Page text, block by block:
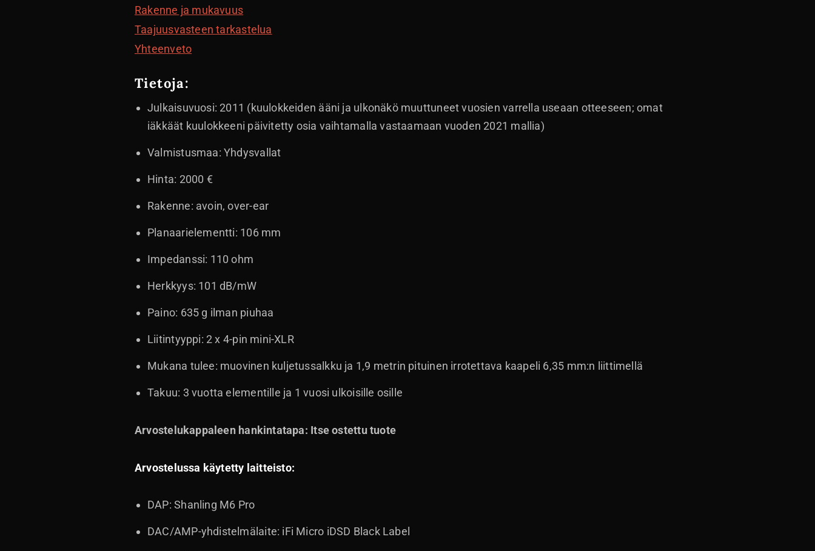
Rakenne ja mukavuus
Taajuusvasteen tarkastelua
Yhteenveto
Tietoja:
Julkaisuvuosi: 2011 (kuulokkeiden ääni ja ulkonäkö muuttuneet vuosien varrella useaan otteeseen; omat
iäkkäät kuulokkeeni päivitetty osia vaihtamalla vastaamaan vuoden 2021 mallia)
Valmistusmaa: Yhdysvallat
Hinta: 2000 €
Rakenne: avoin, over-ear
Planaarielementti: 106 mm
Impedanssi: 110 ohm
Herkkyys: 101 dB/mW
Paino: 635 g ilman piuhaa
Liitintyyppi: 2 x 4-pin mini-XLR
Mukana tulee: muovinen kuljetussalkku ja 1,9 metrin pituinen irrotettava kaapeli 6,35 mm:n liittimellä
Takuu: 3 vuotta elementille ja 1 vuosi ulkoisille osille
Arvostelukappaleen hankintatapa: Itse ostettu tuote
Arvostelussa käytetty laitteisto:
DAP: Shanling M6 Pro
DAC/AMP-yhdistelmälaite: iFi Micro iDSD Black Label